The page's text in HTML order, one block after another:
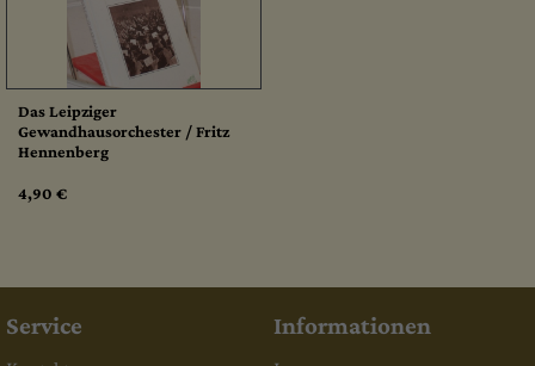
Das Leipziger
Gewandhausorchester / Fritz
Hennenberg
4,90 €
Service Informationen